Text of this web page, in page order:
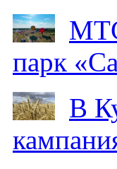
парк
В